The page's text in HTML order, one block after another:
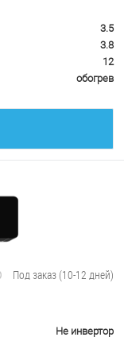
3.5
3.8
12
обогрев
Под заказ (10-12 дней)
Не инвертор